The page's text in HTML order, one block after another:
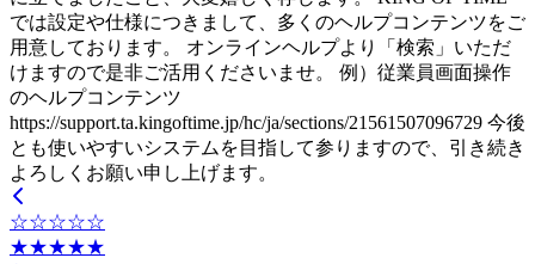
では設定や仕様につきまして、多くのヘルプコンテンツをご
用意しております。 オンラインヘルプより「検索」いただ
けますので是非ご活用くださいませ。 例）従業員画面操作
のヘルプコンテンツ
https://support.ta.kingoftime.jp/hc/ja/sections/21561507096729 今後
とも使いやすいシステムを目指して参りますので、引き続き
よろしくお願い申し上げます。
☆☆☆☆☆
★★★★★